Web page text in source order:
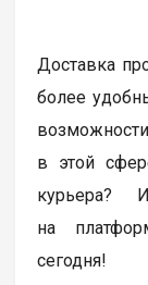
Доставка
более
в этой
курьера?
на
сегодня!